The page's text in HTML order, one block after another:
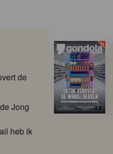
de
Jong
heb ik